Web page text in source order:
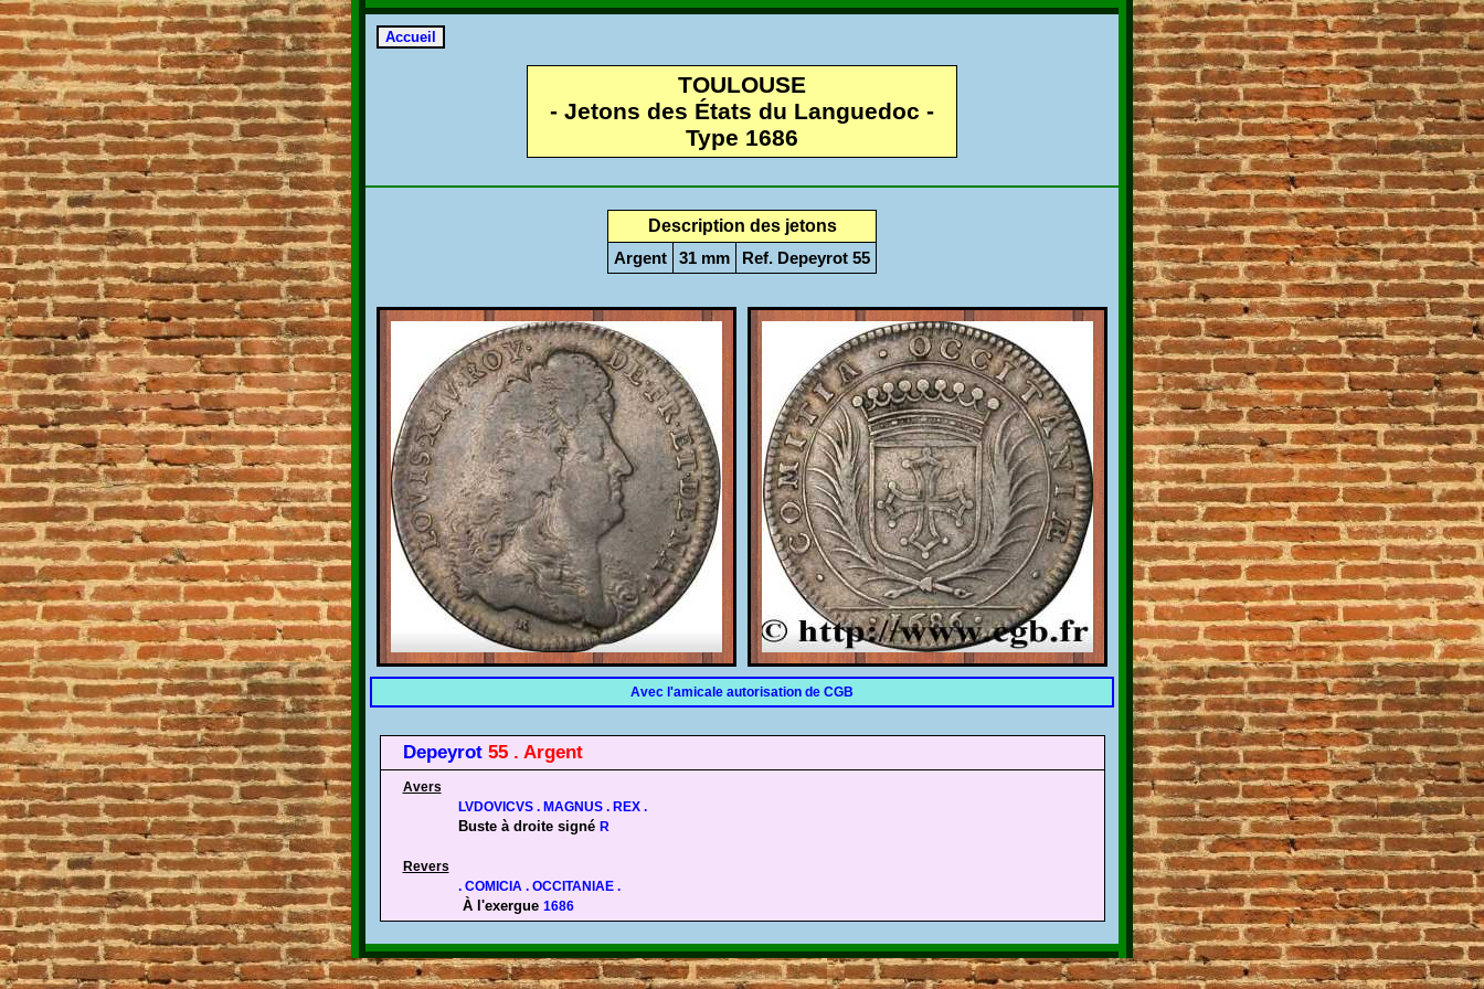
TOULOUSE
- Jetons des États du Languedoc -
Type 1686
Description des jetons
Argent
31 mm Ref. Depeyrot 55
Avec l'amicale autorisation de CGB
Depeyrot 55 . Argent
Avers
LVDOVICVS . MAGNUS . REX .
Buste à droite signé R
Revers
. COMICIA . OCCITANIAE .
À l'exergue 1686